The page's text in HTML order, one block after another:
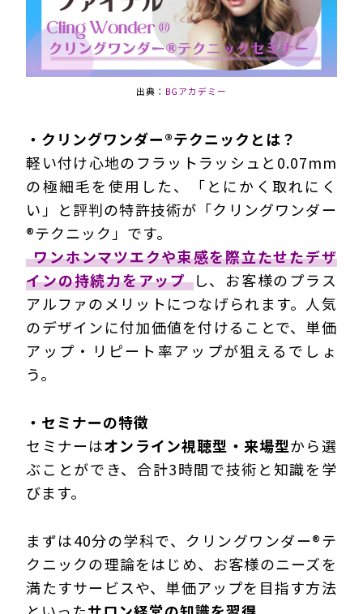
出典： BGアカデミー
・クリングワンダー®テクニックとは？
軽い付け心地のフラットラッシュと0.07mm
の極細毛を使用した、「とにかく取れにく
い」と評判の特許技術が「クリングワンダー
®テクニック」です。
ワンホンマツエクや束感を際立たせたデザ
インの持続力をアップ し、お客様のプラス
アルファのメリットにつなげられます。人気
のデザインに付加価値を付けることで、単価
アップ・リピート率アップが狙えるでしょ
う。
・セミナーの特徴
セミナーはオンライン視聴型・来場型から選
ぶことができ、合計3時間で技術と知識を学
びます。
まずは40分の学科で、クリングワンダー®テ
クニックの理論をはじめ、お客様のニーズを
満たすサービスや、単価アップを目指す方法